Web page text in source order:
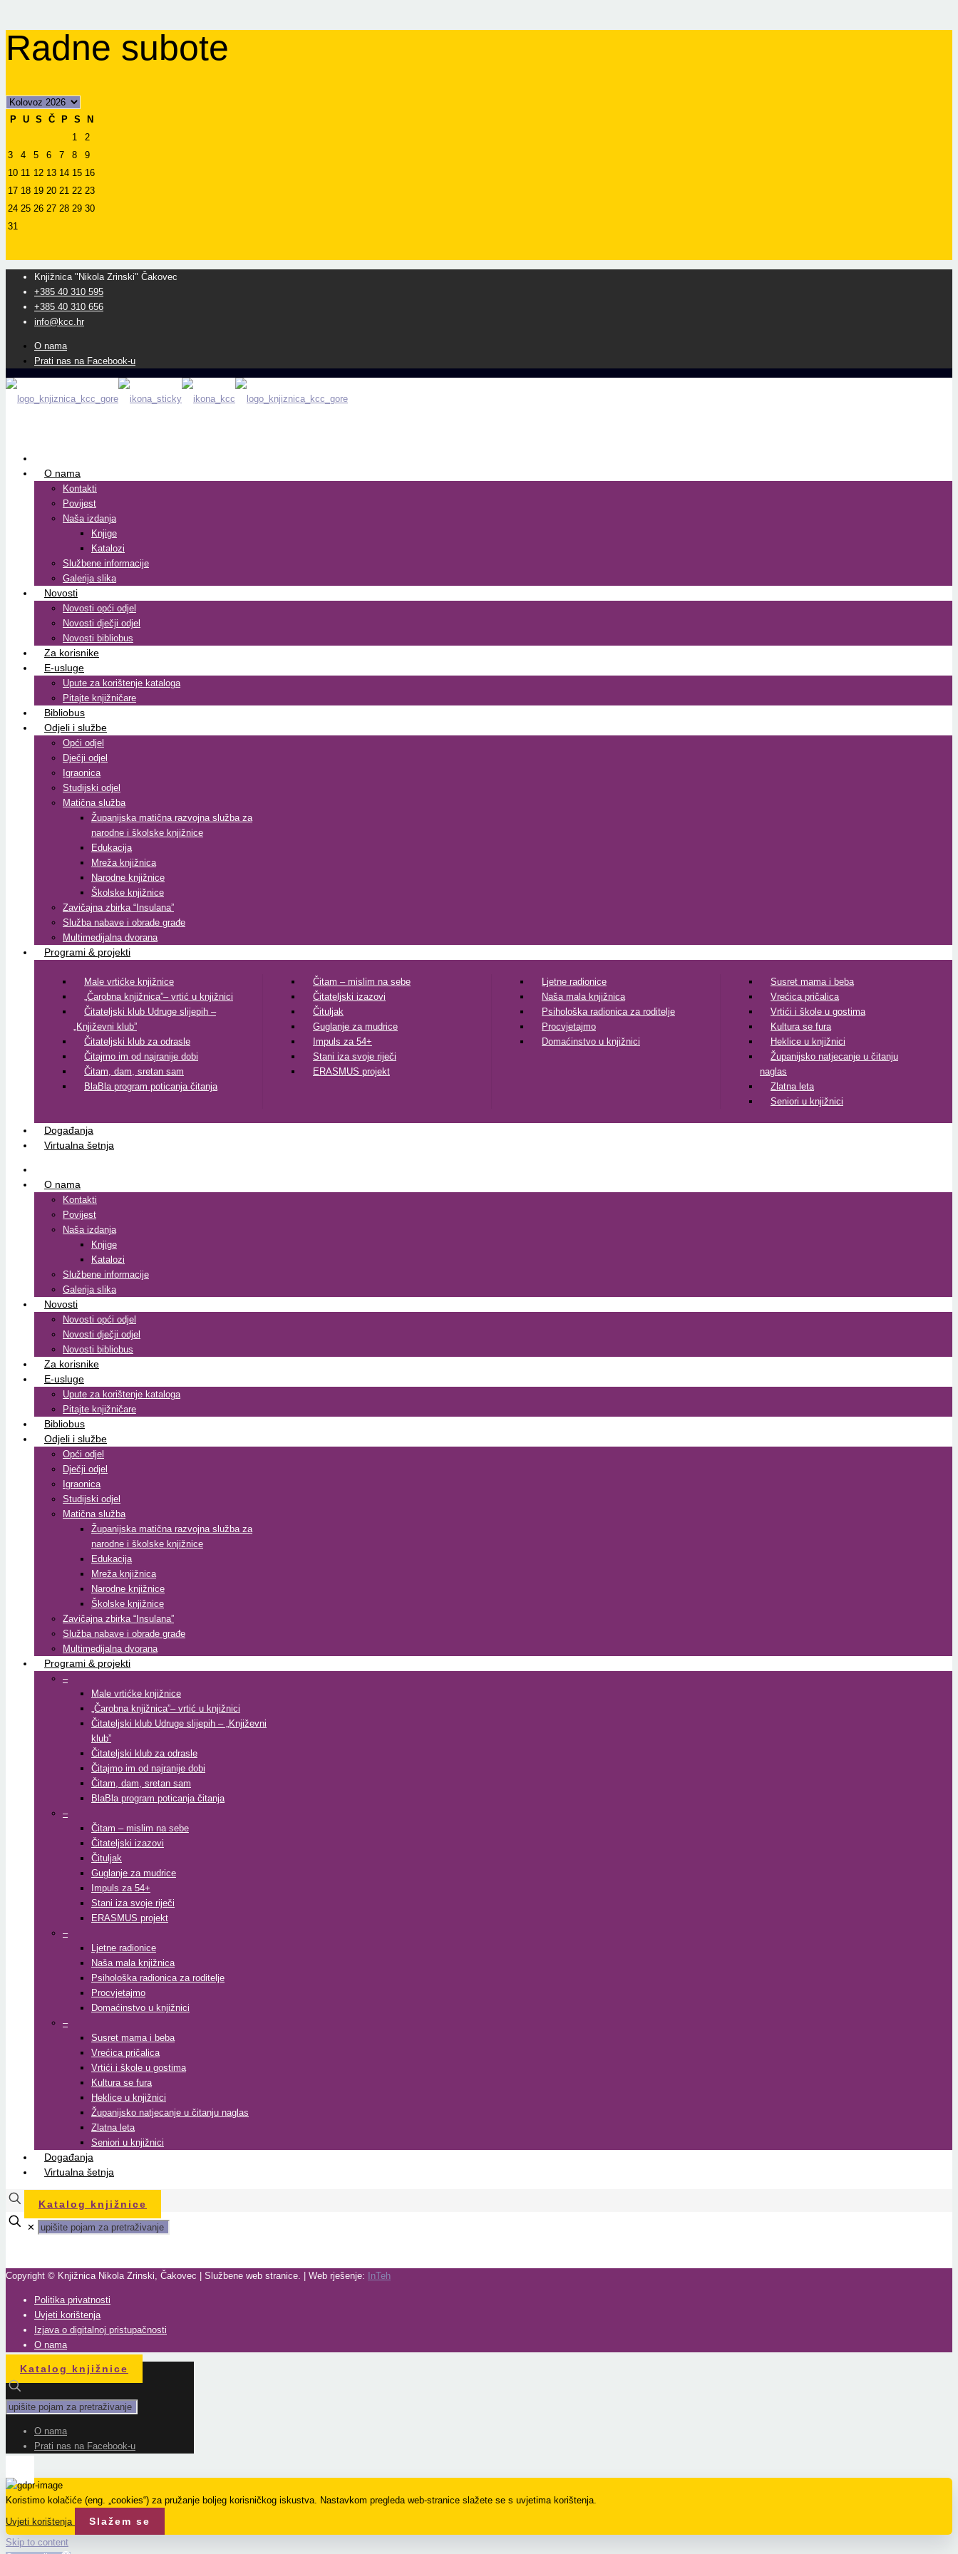
Radne subote
P U S Č P S
N
1
2
3
4 5 6 7 8
9
10 11 12 13 14 15 16
17 18 19 20 21 22 23
24 25 26 27 28 29 30
31
Knjižnica "Nikola Zrinski" Čakovec
+385 40 310 595
+385 40 310 656
info@kcc.hr
O nama
Prati nas na Facebook-u
O nama
Kontakti
Povijest
Naša izdanja
Knjige
Katalozi
Službene informacije
Galerija slika
Novosti
Novosti opći odjel
Novosti dječji odjel
Novosti bibliobus
Za korisnike
E-usluge
Upute za korištenje kataloga
Pitajte knjižničare
Bibliobus
Odjeli i službe
Opći odjel
Dječji odjel
Igraonica
Studijski odjel
Matična služba
Županijska matična razvojna služba za
narodne i školske knjižnice
Edukacija
Mreža knjižnica
Narodne knjižnice
Školske knjižnice
Zavičajna zbirka “Insulana”
Služba nabave i obrade građe
Multimedijalna dvorana
Programi & projekti
Male vrtićke knjižnice
„Čarobna knjižnica”– vrtić u knjižnici
Čitateljski klub Udruge slijepih –
„Književni klub”
Čitateljski klub za odrasle
Čitajmo im od najranije dobi
Čitam, dam, sretan sam
BlaBla program poticanja čitanja
Čitam – mislim na sebe
Čitateljski izazovi
Čituljak
Guglanje za mudrice
Impuls za 54+
Stani iza svoje riječi
ERASMUS projekt
Ljetne radionice
Naša mala knjižnica
Psihološka radionica za roditelje
Procvjetajmo
Domaćinstvo u knjižnici
Susret mama i beba
Vrećica pričalica
Vrtići i škole u gostima
Kultura se fura
Heklice u knjižnici
Županijsko natjecanje u čitanju
naglas
Zlatna leta
Seniori u knjižnici
Događanja
Virtualna šetnja
O nama
Kontakti
Povijest
Naša izdanja
Knjige
Katalozi
Službene informacije
Galerija slika
Novosti
Novosti opći odjel
Novosti dječji odjel
Novosti bibliobus
Za korisnike
E-usluge
Upute za korištenje kataloga
Pitajte knjižničare
Bibliobus
Odjeli i službe
Opći odjel
Dječji odjel
Igraonica
Studijski odjel
Matična služba
Županijska matična razvojna služba za
narodne i školske knjižnice
Edukacija
Mreža knjižnica
Narodne knjižnice
Školske knjižnice
Zavičajna zbirka “Insulana”
Služba nabave i obrade građe
Multimedijalna dvorana
Programi & projekti
–
Male vrtićke knjižnice
„Čarobna knjižnica”– vrtić u knjižnici
Čitateljski klub Udruge slijepih – „Književni
klub”
Čitateljski klub za odrasle
Čitajmo im od najranije dobi
Čitam, dam, sretan sam
BlaBla program poticanja čitanja
–
Čitam – mislim na sebe
Čitateljski izazovi
Čituljak
Guglanje za mudrice
Impuls za 54+
Stani iza svoje riječi
ERASMUS projekt
–
Ljetne radionice
Naša mala knjižnica
Psihološka radionica za roditelje
Procvjetajmo
Domaćinstvo u knjižnici
–
Susret mama i beba
Vrećica pričalica
Vrtići i škole u gostima
Kultura se fura
Heklice u knjižnici
Županijsko natjecanje u čitanju naglas
Zlatna leta
Seniori u knjižnici
Događanja
Virtualna šetnja
Katalog knjižnice
✕
Copyright © Knjižnica Nikola Zrinski, Čakovec | Službene web stranice. | Web rješenje: InTeh
Politika privatnosti
Uvjeti korištenja
Izjava o digitalnoj pristupačnosti
O nama
Katalog knjižnice
O nama
Prati nas na Facebook-u
Koristimo kolačiće (eng. „cookies“) za pružanje boljeg korisničkog iskustva. Nastavkom pregleda web-stranice slažete se s uvjetima korištenja.
Uvjeti korištenja
Slažem se
Skip to content